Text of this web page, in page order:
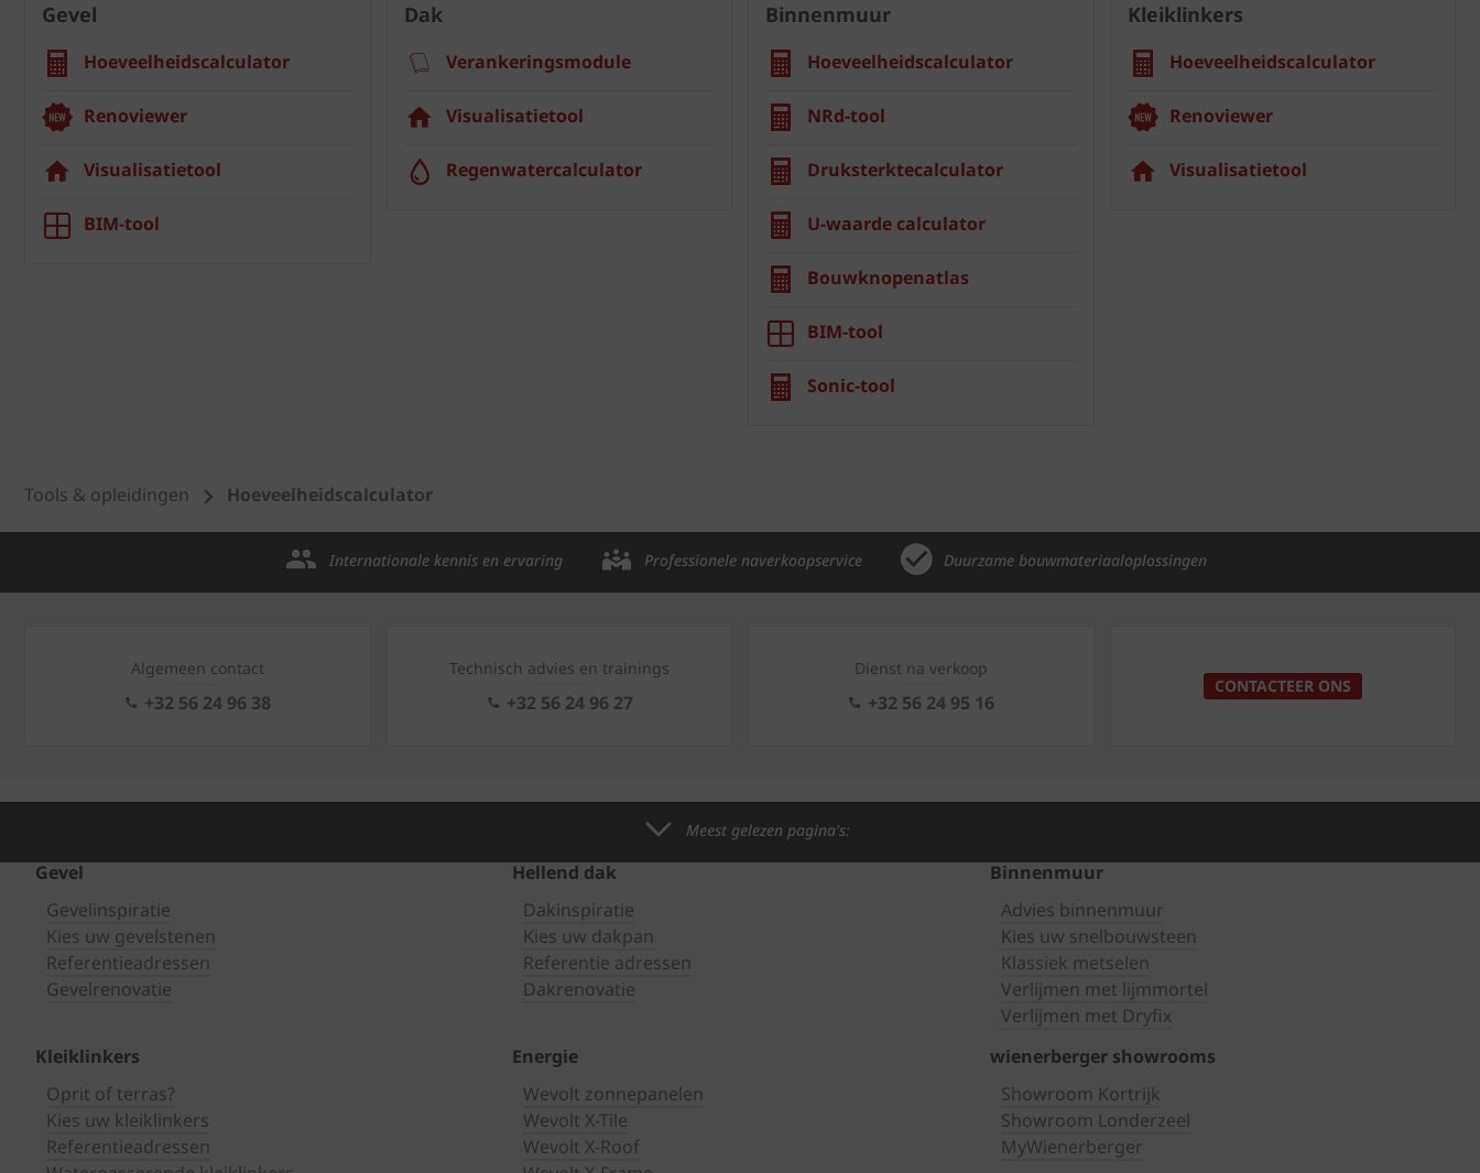
Gevel
Hoeveelheidscalculator
Renoviewer
Visualisatietool
BIM-tool
Dak
Verankeringsmodule
Visualisatietool
Regenwatercalculator
Binnenmuur
Hoeveelheidscalculator
NRd-tool
Druksterktecalculator
U-waarde calculator
Bouwknopenatlas
BIM-tool
Sonic-tool
Kleiklinkers
Hoeveelheidscalculator
Renoviewer
Visualisatietool
Tools & opleidingen Hoeveelheidscalculator
Internationale kennis en ervaring Professionele naverkoopservice Duurzame bouwmateriaaloplossingen
Algemeen contact
+32 56 24 96 38
Technisch advies en trainings
+32 56 24 96 27
Dienst na verkoop
+32 56 24 95 16
CONTACTEER ONS
Meest gelezen pagina's:
Gevel
Gevelinspiratie
Kies uw gevelstenen
Referentieadressen
Gevelrenovatie
Hellend dak
Dakinspiratie
Kies uw dakpan
Referentie adressen
Dakrenovatie
Binnenmuur
Advies binnenmuur
Kies uw snelbouwsteen
Klassiek metselen
Verlijmen met lijmmortel
Verlijmen met Dryfix
Kleiklinkers
Oprit of terras?
Kies uw kleiklinkers
Referentieadressen
Energie
Wevolt zonnepanelen
Wevolt X-Tile
Wevolt X-Roof
wienerberger showrooms
Showroom Kortrijk
Showroom Londerzeel
MyWienerberger